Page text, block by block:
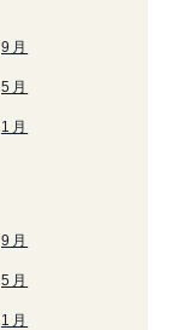
9月
5月
1月
9月
5月
1月